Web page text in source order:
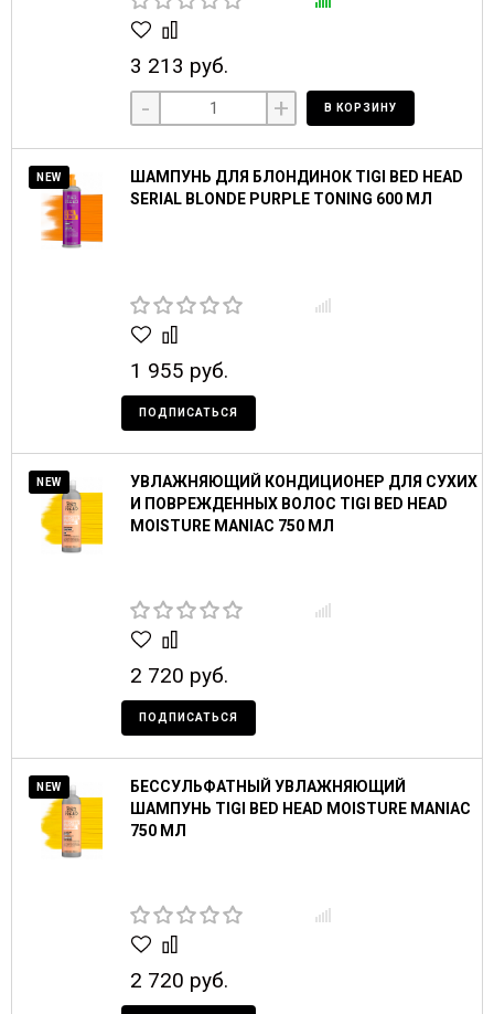
3 213 руб.
- + В КОРЗИНУ
NEW
ШАМПУНЬ ДЛЯ БЛОНДИНОК TIGI BED HEAD
SERIAL BLONDE PURPLE TONING 600 МЛ
1 955 руб.
ПОДПИСАТЬСЯ
NEW
УВЛАЖНЯЮЩИЙ КОНДИЦИОНЕР ДЛЯ СУХИХ
И ПОВРЕЖДЕННЫХ ВОЛОС TIGI BED HEAD
MOISTURE MANIAC 750 МЛ
2 720 руб.
ПОДПИСАТЬСЯ
NEW
БЕССУЛЬФАТНЫЙ УВЛАЖНЯЮЩИЙ
ШАМПУНЬ TIGI BED HEAD MOISTURE MANIAC
750 МЛ
2 720 руб.